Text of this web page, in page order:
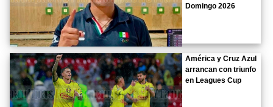
Domingo 2026
América y Cruz Azul
arrancan con triunfo
en Leagues Cup